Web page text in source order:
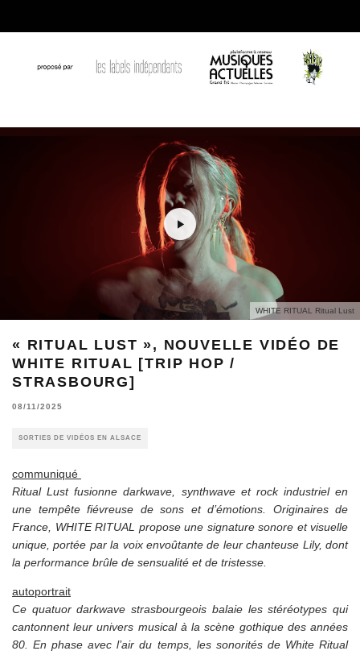
WHITE RITUAL Ritual Lust
« RITUAL LUST », NOUVELLE VIDÉO DE
WHITE RITUAL [TRIP HOP /
STRASBOURG]
08/11/2025
SORTIES DE VIDÉOS EN ALSACE
communiqué
Ritual Lust fusionne darkwave, synthwave et rock industriel en
une tempête fiévreuse de sons et d’émotions. Originaires de
France, WHITE RITUAL propose une signature sonore et visuelle
unique, portée par la voix envoûtante de leur chanteuse Lily, dont
la performance brûle de sensualité et de tristesse.
autoportrait
Ce quatuor darkwave strasbourgeois balaie les stéréotypes qui
cantonnent leur univers musical à la scène gothique des années
80. En phase avec l’air du temps, les sonorités de White Ritual